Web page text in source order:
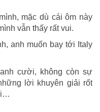
mặc dù cái ôm này
vẫn thấy rất vui.
anh muốn bay tới Italy
cười, không còn sự
lời khuyên giải rốt